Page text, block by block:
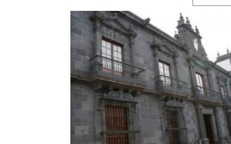
Hoy
Plan Finde
ESCÉNICAS
CULTURA
GASTRONOMÍA
INFANTIL